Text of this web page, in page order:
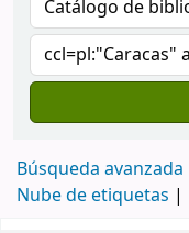
Búsqueda avanzada
Nube de etiquetas